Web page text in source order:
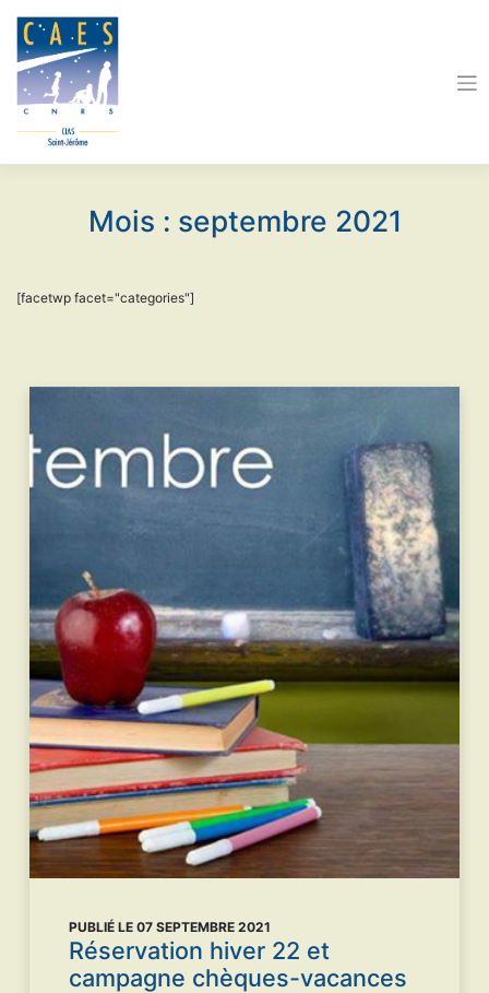
content
Mois : septembre 2021
[facetwp facet="categories"]
PUBLIÉ LE 07 SEPTEMBRE 2021
Réservation hiver 22 et
campagne chèques-vacances